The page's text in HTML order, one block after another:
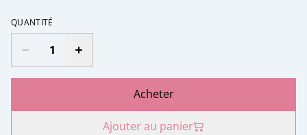
QUANTITÉ
Acheter
Ajouter au panier